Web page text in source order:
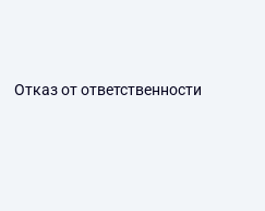
Отказ от ответственности